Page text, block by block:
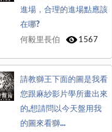
進場，合理的進場點應該
在哪?
何毅里長伯
1567
請教獅王下面的圖是我看
您跟麻紗影片學所畫出來
的,想請問以今天盤用我
的圖來看獅...